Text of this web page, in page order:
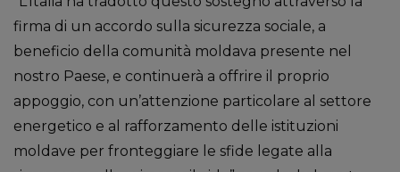
firma di un accordo sulla sicurezza sociale, a
beneficio della comunità moldava presente nel
nostro Paese, e continuerà a offrire il proprio
appoggio, con un’attenzione particolare al settore
energetico e al rafforzamento delle istituzioni
moldave per fronteggiare le sfide legate alla